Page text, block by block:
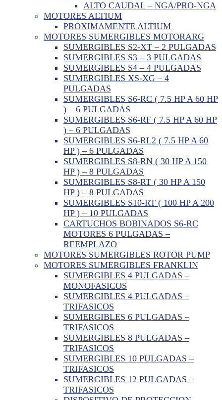
ALTO CAUDAL – NGA/PRO-NGA
MOTORES ALTIUM
PROXIMAMENTE ALTIUM
MOTORES SUMERGIBLES MOTORARG
SUMERGIBLES S2-XT – 2 PULGADAS
SUMERGIBLES S3 – 3 PULGADAS
SUMERGIBLES S4 – 4 PULGADAS
SUMERGIBLES XS-XG – 4
PULGADAS
SUMERGIBLES S6-RC ( 7.5 HP A 60 HP
) – 6 PULGADAS
SUMERGIBLES S6-RF ( 7.5 HP A 60 HP
) – 6 PULGADAS
SUMERGIBLES S6-RL2 ( 7.5 HP A 60
HP ) – 6 PULGADAS
SUMERGIBLES S8-RN ( 30 HP A 150
HP ) – 8 PULGADAS
SUMERGIBLES S8-RT ( 30 HP A 150
HP ) – 8 PULGADAS
SUMERGIBLES S10-RT ( 100 HP A 200
HP ) – 10 PULGADAS
CARTUCHOS BOBINADOS S6-RC
MOTORES 6 PULGADAS –
REEMPLAZO
MOTORES SUMERGIBLES ROTOR PUMP
MOTORES SUMERGIBLES FRANKLIN
SUMERGIBLES 4 PULGADAS –
MONOFASICOS
SUMERGIBLES 4 PULGADAS –
TRIFASICOS
SUMERGIBLES 6 PULGADAS –
TRIFASICOS
SUMERGIBLES 8 PULGADAS –
TRIFASICOS
SUMERGIBLES 10 PULGADAS –
TRIFASICOS
SUMERGIBLES 12 PULGADAS –
TRIFASICOS